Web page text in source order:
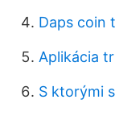
Daps coin
Aplikácia
S ktorými